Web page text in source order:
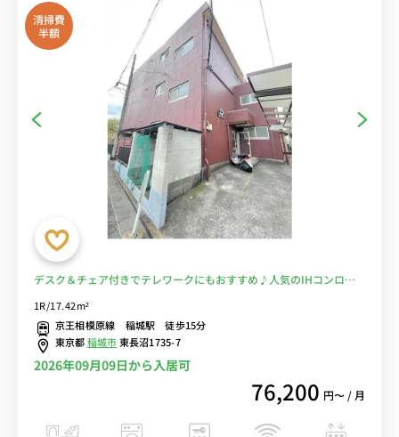
清掃費
半額
デスク＆チェア付きでテレワークにもおすすめ♪人気のIHコンロ♪
京王相模原線とJR南武線から徒歩、近くにはコンビニやドラッグス
トア、スターバックスあり♪■選べるWi-Fi格安レンタル中！
1R/17.42m²
京王相模原線 稲城駅 徒歩15分
東京都稲城市東長沼1735-7
2026年09月09日から入居可
76,200 円〜 / 月